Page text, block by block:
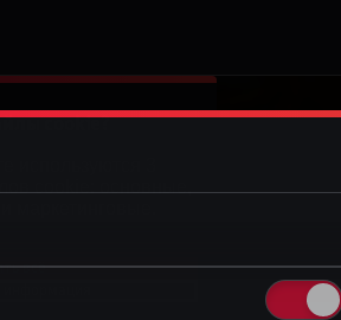
cookie?
используются 3
всё